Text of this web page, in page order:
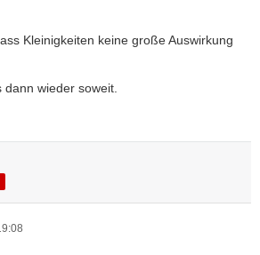
Kleinigkeiten keine große Auswirkung
dann wieder soweit.